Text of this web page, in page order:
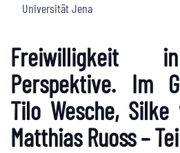
Universität Jena
Freiwilligkeit
Perspektive. Im
Tilo Wesche,
Matthias Ruoss –